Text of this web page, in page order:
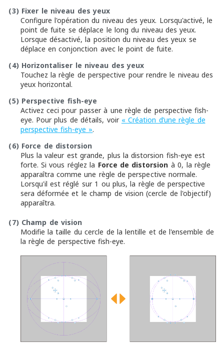
(3) Fixer le niveau des yeux
Configure l'opération du niveau des yeux. Lorsqu'activé, le
point de fuite se déplace le long du niveau des yeux.
Lorsque désactivé, la position du niveau des yeux se
déplace en conjonction avec le point de fuite.
(4) Horizontaliser le niveau des yeux
Touchez la règle de perspective pour rendre le niveau des
yeux horizontal.
(5) Perspective fish-eye
Activez ceci pour passer à une règle de perspective fish-
eye. Pour plus de détails, voir « Création d’une règle de
perspective fish-eye ».
(6) Force de distorsion
Plus la valeur est grande, plus la distorsion fish-eye est
forte. Si vous réglez la Force de distorsion à 0, la règle
apparaîtra comme une règle de perspective normale.
Lorsqu'il est réglé sur 1 ou plus, la règle de perspective
sera déformée et le champ de vision (cercle de l'objectif)
apparaîtra.
(7) Champ de vision
Modifie la taille du cercle de la lentille et de l'ensemble de
la règle de perspective fish-eye.